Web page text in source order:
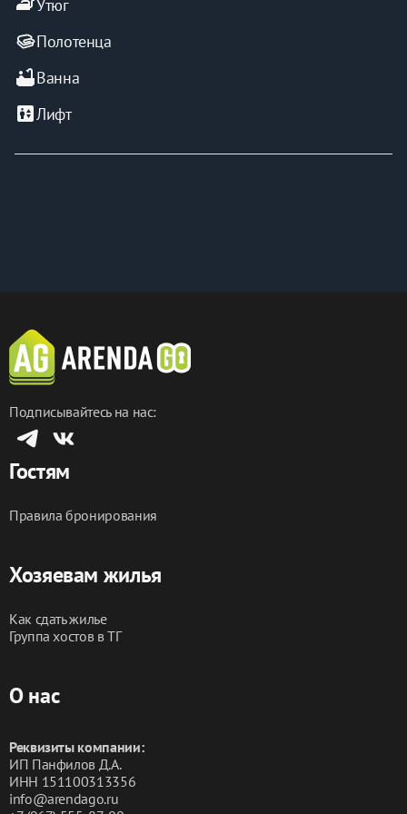
ironУтюг
Полотенца
bathtubВанна
elevatorЛифт
Подписывайтесь на нас:
Гостям
Правила бронирования
Хозяевам жилья
Как сдать жилье
Группа хостов в ТГ
О нас
Реквизиты компании:
ИП Панфилов Д.А.
ИНН 151100313356
info@arendago.ru